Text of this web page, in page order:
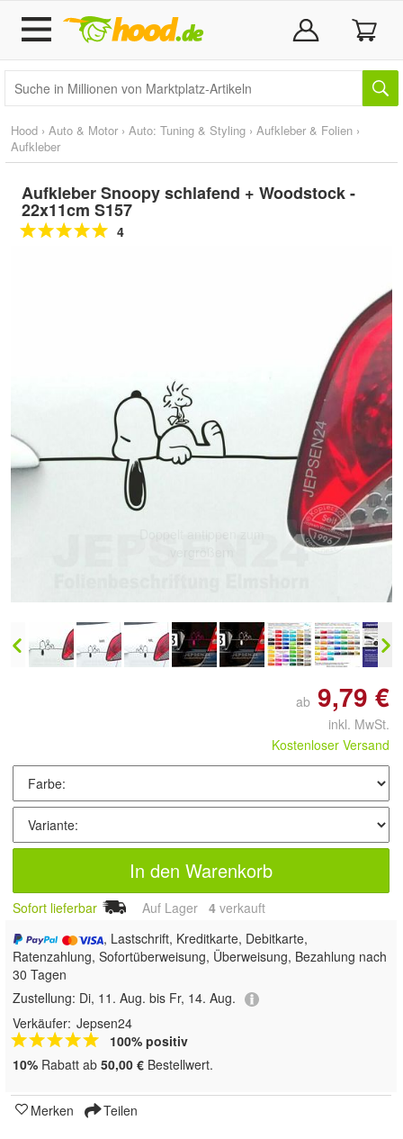
Hood › Auto & Motor › Auto: Tuning & Styling › Aufkleber & Folien ›
Aufkleber
Aufkleber Snoopy schlafend + Woodstock -
22x11cm S157
4
Doppelt antippen zum
ab 9,79 €
inkl. MwSt.
Kostenloser Versand
In den Warenkorb
Sofort lieferbar Auf Lager 4 verkauft
, Lastschrift, Kreditkarte, Debitkarte,
Ratenzahlung, Sofortüberweisung, Überweisung, Bezahlung nach
30 Tagen
Zustellung: Di, 11. Aug. bis Fr, 14. Aug.
Verkäufer: Jepsen24
100% positiv
10% Rabatt ab 50,00 € Bestellwert.
Merken Teilen